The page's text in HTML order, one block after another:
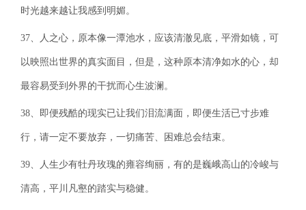
时光越来越让我感到明媚。
37、人之心，原本像一潭池水，应该清澈见底，平滑如镜，可
以映照出世界的真实面目，但是，这种原本清净如水的心，却
最容易受到外界的干扰而心生波澜。
38、即便残酷的现实已让我们泪流满面，即便生活已寸步难
行，请一定不要放弃，一切痛苦、困难总会结束。
39、人生少有牡丹玫瑰的雍容绚丽，有的是巍峨高山的冷峻与
清高，平川凡壑的踏实与稳健。